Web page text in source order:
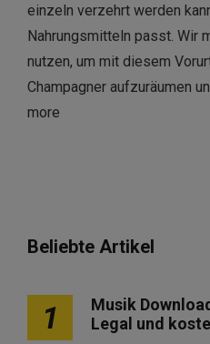
einzeln verzehrt werden
Nahrungsmitteln passt. Wir
nutzen, um mit diesem
Champagner aufzuräumen
more
Beliebte Artikel
1
Musik
Legal und